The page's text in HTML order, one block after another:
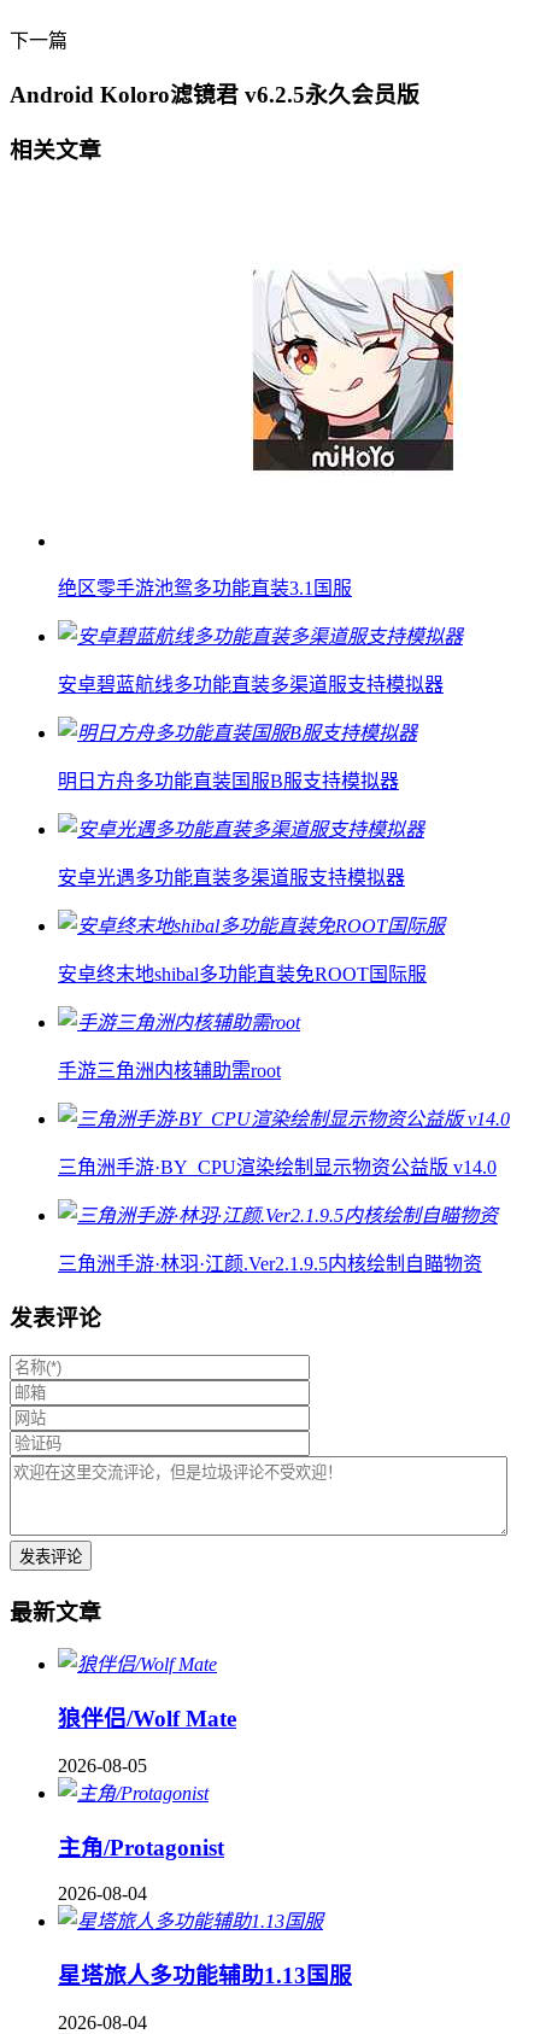
下一篇
Android Koloro滤镜君 v6.2.5永久会员版
相关文章
绝区零手游池鸳多功能直装3.1国服
安卓碧蓝航线多功能直装多渠道服支持模拟器
明日方舟多功能直装国服B服支持模拟器
安卓光遇多功能直装多渠道服支持模拟器
安卓终末地shibal多功能直装免ROOT国际服
手游三角洲内核辅助需root
三角洲手游·BY_CPU渲染绘制显示物资公益版 v14.0
三角洲手游·林羽·江颜.Ver2.1.9.5内核绘制自瞄物资
发表评论
最新文章
狼伴侣/Wolf Mate
2026-08-05
主角/Protagonist
2026-08-04
星塔旅人多功能辅助1.13国服
2026-08-04